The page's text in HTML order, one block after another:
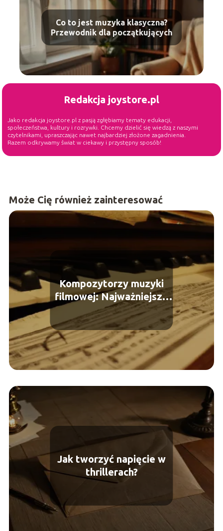
Co to jest muzyka klasyczna?
Przewodnik dla początkujących
Redakcja joystore.pl
Jako redakcja joystore.pl z pasją zgłębiamy tematy edukacji,
społeczeństwa, kultury i rozrywki. Chcemy dzielić się wiedzą z naszymi
czytelnikami, upraszczając nawet najbardziej złożone zagadnienia.
Razem odkrywamy świat w ciekawy i przystępny sposób!
Może Cię również zainteresować
Kompozytorzy muzyki
filmowej: Najważniejsze
nazwiska
Jak tworzyć napięcie w
thrillerach?